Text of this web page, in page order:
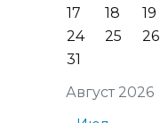
Август 2026
17
18 19
24
25 26
31